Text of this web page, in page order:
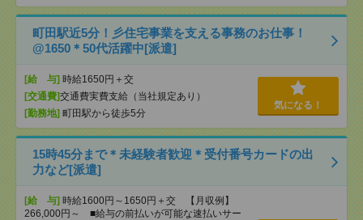
町田駅近5分！彡住宅事業を支える事務のお仕事！
@1650＊50代活躍中[派遣]
[給 与] 時給1650円＋交
[交通費]交通費実費支給（当社規定あり）
[勤務地] 町田駅から徒歩5分
気になる！
15時45分まで＊未経験者歓迎＊受付番号カードの出
力など[派遣]
[給 与] 時給1600円～1650円＋交 【月収例】
266,000円～ ■給与の前払いが可能な速払いサー